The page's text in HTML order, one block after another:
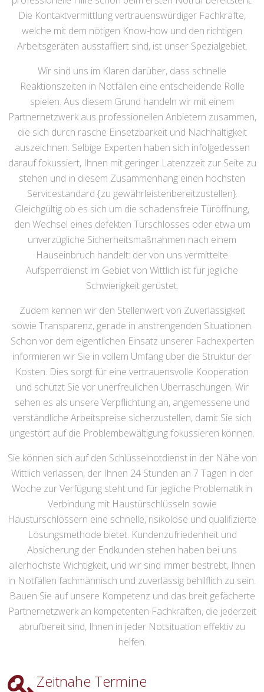
Die Kontaktvermittlung vertrauenswürdiger Fachkräfte,
welche mit dem nötigen Know-how und den richtigen
Arbeitsgeräten ausstaffiert sind, ist unser Spezialgebiet.
Wir sind uns im Klaren darüber, dass schnelle
Reaktionszeiten in Notfällen eine entscheidende Rolle
spielen. Aus diesem Grund handeln wir mit einem
Partnernetzwerk aus professionellen Anbietern zusammen,
die sich durch rasche Einsetzbarkeit und Nachhaltigkeit
auszeichnen. Selbige Experten haben sich infolgedessen
darauf fokussiert, Ihnen mit geringer Latenzzeit zur Seite zu
stehen und in diesem Zusammenhang einen höchsten
Servicestandard {zu gewährleistenbereitzustellen}.
Gleichgültig ob es sich um die schadensfreie Türöffnung,
den Wechsel eines defekten Türschlosses oder etwa um
unverzügliche Sicherheitsmaßnahmen nach einem
Hauseinbruch handelt: der von uns vermittelte
Aufsperrdienst im Gebiet von Wittlich ist für jegliche
Schwierigkeit gerüstet.
Zudem kennen wir den Stellenwert von Zuverlässigkeit
sowie Transparenz, gerade in anstrengenden Situationen.
Schon vor dem eigentlichen Einsatz unserer Fachexperten
informieren wir Sie in vollem Umfang über die Struktur der
Kosten. Dies sorgt für eine vertrauensvolle Kooperation
und schützt Sie vor unerfreulichen Überraschungen. Wir
sehen es als unsere Verpflichtung an, angemessene und
verständliche Arbeitspreise sicherzustellen, damit Sie sich
ungestört auf die Problembewältigung fokussieren können.
Sie können sich auf den Schlüsselnotdienst in der Nähe von
Wittlich verlassen, der Ihnen 24 Stunden an 7 Tagen in der
Woche zur Verfügung steht und für jegliche Problematik in
Verbindung mit Haustürschlüsseln sowie
Haustürschlössern eine schnelle, risikolose und qualifizierte
Lösungsmethode bietet. Kundenzufriedenheit und
Absicherung der Endkunden stehen haben bei uns
allerhöchste Wichtigkeit, und wir sind immer bestrebt, Ihnen
in Notfällen fachmännisch und zuverlässig behilflich zu sein.
Bauen Sie auf unsere Kompetenz und das breit gefächerte
Partnernetzwerk an kompetenten Fachkräften, die jederzeit
abrufbereit sind, Ihnen in jeder Notsituation effektiv zu
helfen.
Zeitnahe Termine